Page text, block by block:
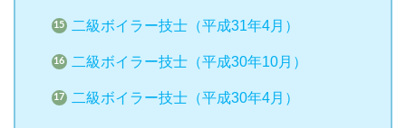
二級ボイラー技士（平成31年4月）
二級ボイラー技士（平成30年10月）
二級ボイラー技士（平成30年4月）